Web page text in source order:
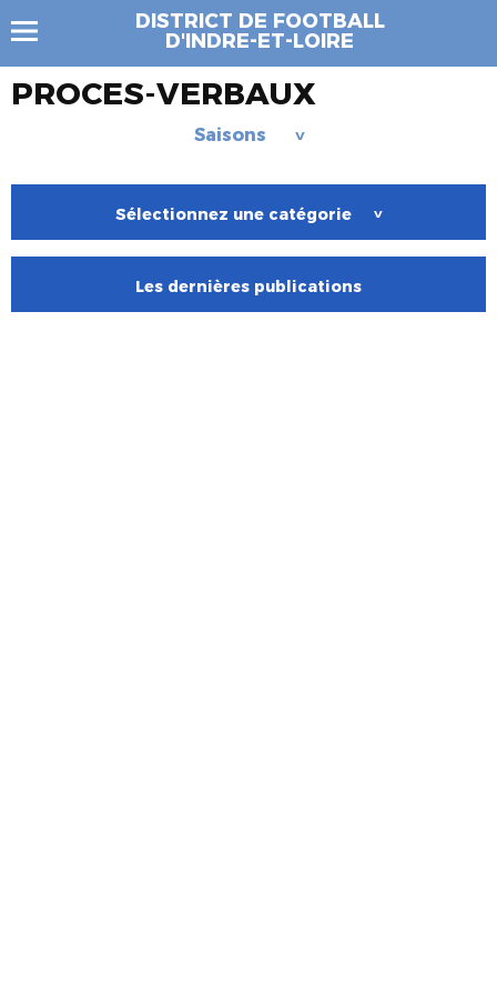
DISTRICT DE FOOTBALL
D'INDRE-ET-LOIRE
PROCES-VERBAUX
Saisons >
Sélectionnez une catégorie >
Les dernières publications